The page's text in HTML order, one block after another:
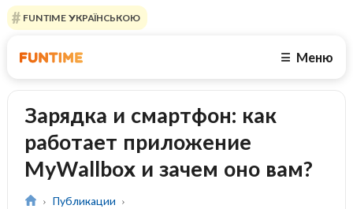
FUNTIME УКРАЇНСЬКОЮ
☰ Меню
Зарядка и смартфон: как
работает приложение
MyWallbox и зачем оно вам?
Публикации